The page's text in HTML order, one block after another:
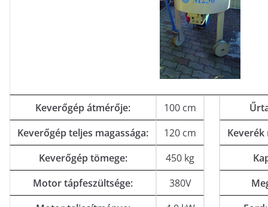
Keverőgép átmérője: 100 cm
Keverőgép teljes magassága:
120 cm
Keverék
Keverőgép tömege:
450 kg
Motor tápfeszültsége:
380V